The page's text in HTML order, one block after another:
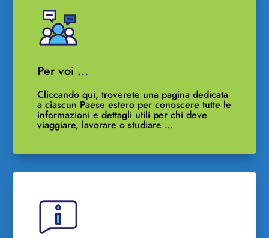
Per voi …
Cliccando qui, troverete una pagina dedicata
a ciascun Paese estero per conoscere tutte le
informazioni e dettagli utili per chi deve
viaggiare, lavorare o studiare …